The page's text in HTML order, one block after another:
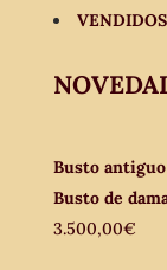
VENDIDOS
Busto
Busto de
3.500,00€